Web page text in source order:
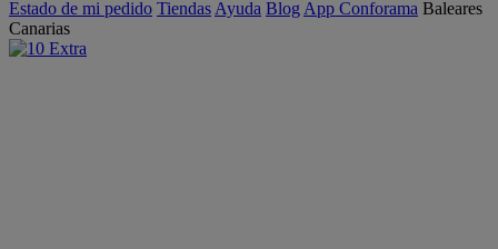
Estado de mi pedido Tiendas Ayuda Blog App Conforama Baleares
Canarias